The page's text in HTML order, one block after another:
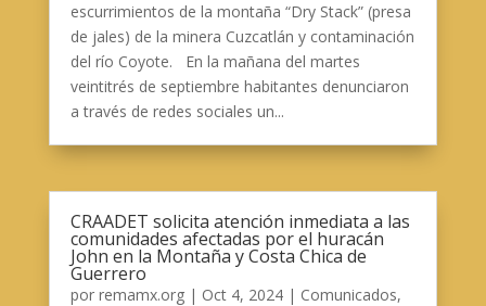
escurrimientos de la montaña “Dry Stack” (presa
de jales) de la minera Cuzcatlán y contaminación
del río Coyote. En la mañana del martes
veintitrés de septiembre habitantes denunciaron
a través de redes sociales un...
CRAADET solicita atención inmediata a las
comunidades afectadas por el huracán
John en la Montaña y Costa Chica de
Guerrero
por remamx.org| Oct 4, 2024| Comunicados,